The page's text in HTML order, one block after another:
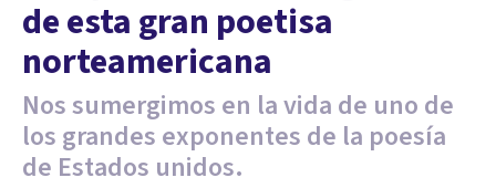
de esta gran poetisa
norteamericana
Nos sumergimos en la vida de uno de
los grandes exponentes de la poesía
de Estados unidos.